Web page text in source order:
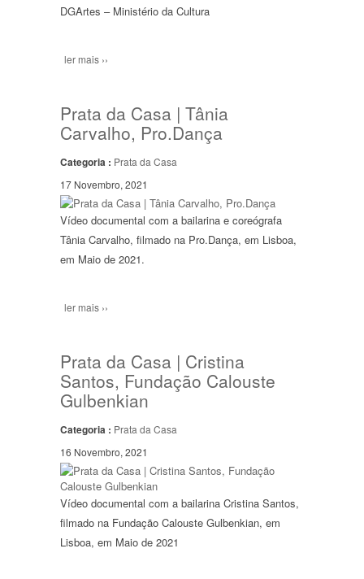
DGArtes – Ministério da Cultura
ler mais ››
Prata da Casa | Tânia
Carvalho, Pro.Dança
Categoria : Prata da Casa
17 Novembro, 2021
Vídeo documental com a bailarina e coreógrafa
Tânia Carvalho, filmado na Pro.Dança, em Lisboa,
em Maio de 2021.
ler mais ››
Prata da Casa | Cristina
Santos, Fundação Calouste
Gulbenkian
Categoria : Prata da Casa
16 Novembro, 2021
Vídeo documental com a bailarina Cristina Santos,
filmado na Fundação Calouste Gulbenkian, em
Lisboa, em Maio de 2021